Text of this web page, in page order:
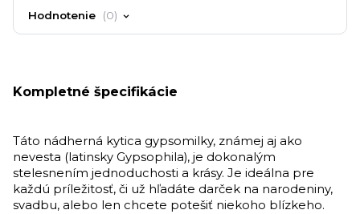
Hodnotenie 0
Kompletné špecifikácie
Táto nádherná kytica gypsomilky, známej aj ako
nevesta (latinsky Gypsophila), je dokonalým
stelesnením jednoduchosti a krásy. Je ideálna pre
každú príležitosť, či už hľadáte darček na narodeniny,
svadbu, alebo len chcete potešiť niekoho blízkeho.